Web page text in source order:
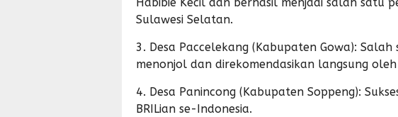
Habibie Kecil dan berhasil menjadi salah satu
Sulawesi Selatan.
3. Desa Paccelekang (Kabupaten Gowa):
menonjol dan direkomendasikan langsung oleh
4. Desa Panincong (Kabupaten Soppeng):
BRILian se-Indonesia.